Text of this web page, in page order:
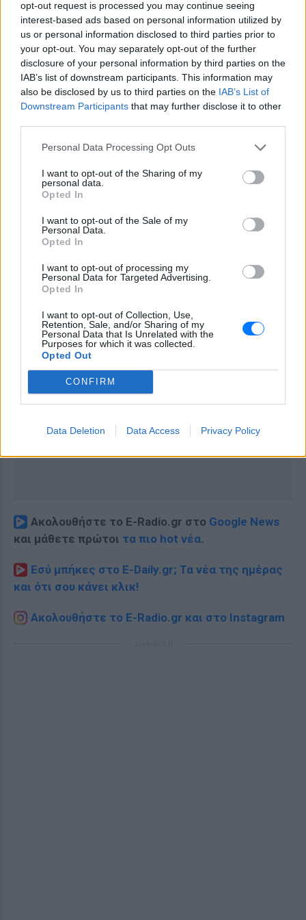
opt-out request is processed you may continue seeing
interest-based ads based on personal information utilized by
us or personal information disclosed to third parties prior to
your opt-out. You may separately opt-out of the further
disclosure of your personal information by third parties on the
IAB’s list of downstream participants. This information may
also be disclosed by us to third parties on the IAB’s List of
Downstream Participants that may further disclose it to other
Personal Data Processing Opt Outs
I want to opt-out of the Sharing of my
personal data.
Opted In
I want to opt-out of the Sale of my
Personal Data.
Opted In
I want to opt-out of processing my
Personal Data for Targeted Advertising.
Opted In
I want to opt-out of Collection, Use,
Retention, Sale, and/or Sharing of my
Personal Data that Is Unrelated with the
Purposes for which it was collected.
Opted Out
CONFIRM
Data Deletion Data Access Privacy Policy
απομόνωση, αλλά ο Ludger αργότερα είπε σε όλους
ότι ήταν μόνο λόγω καυγά. Είτε έτσι είτε αλλιώς, η
έκρηξη ήταν σωτήρια για τον Ludger Sylbaris.
Σήμερα, το κελί που έσωσε τη ζωή του Ludger είναι
επισκέψιμο στο St. Pierre (κεντρική φωτο). Η πόλη
δεν συνήλθε ποτέ από την καταστροφή. Ακόμη και
σήμερα, πάνω από 100 χρόνια μετά, ο πληθυσμός
της πόλης είναι μόνο μερικές χιλιάδες. Το Pelée
Δυτικές Ινδίες και πιθανότατα θα εκραγεί ξανά.
Ακολουθήστε το E-Radio.gr στο Google News
και μάθετε πρώτοι τα πιο hot νέα.
Εσύ μπήκες στο E-Daily.gr; Τα νέα της ημέρας
και ότι σου κάνει κλικ!
Ακολουθήστε το E-Radio.gr και στο Instagram